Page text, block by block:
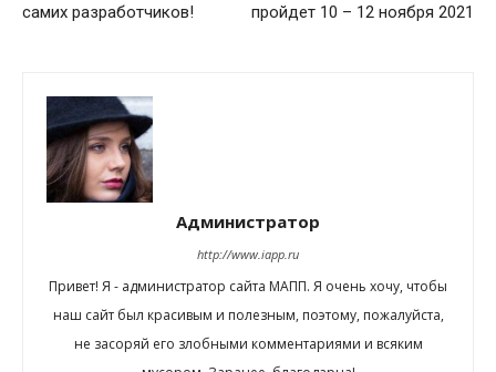
самих разработчиков!
пройдет 10 – 12 ноября 2021
Администратор
http://www.iapp.ru
Привет! Я - администратор сайта МАПП. Я очень хочу, чтобы
наш сайт был красивым и полезным, поэтому, пожалуйста,
не засоряй его злобными комментариями и всяким